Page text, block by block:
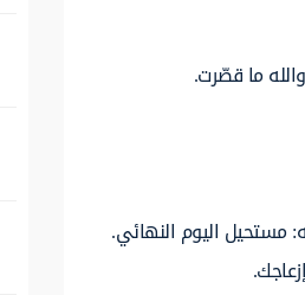
ما قصّرت.
مستحيل اليوم النهائي.